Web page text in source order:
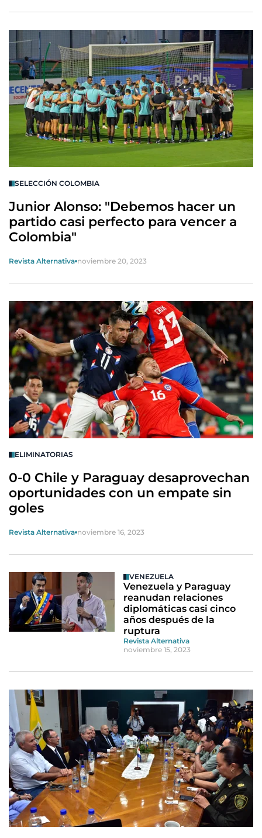
SELECCIÓN COLOMBIA
Junior Alonso: "Debemos hacer un
partido casi perfecto para vencer a
Colombia"
Revista Alternativa noviembre 20, 2023
ELIMINATORIAS
0-0 Chile y Paraguay desaprovechan
oportunidades con un empate sin
goles
Revista Alternativa noviembre 16, 2023
VENEZUELA
Venezuela y Paraguay
reanudan relaciones
diplomáticas casi cinco
años después de la
ruptura
Revista Alternativa
noviembre 15, 2023